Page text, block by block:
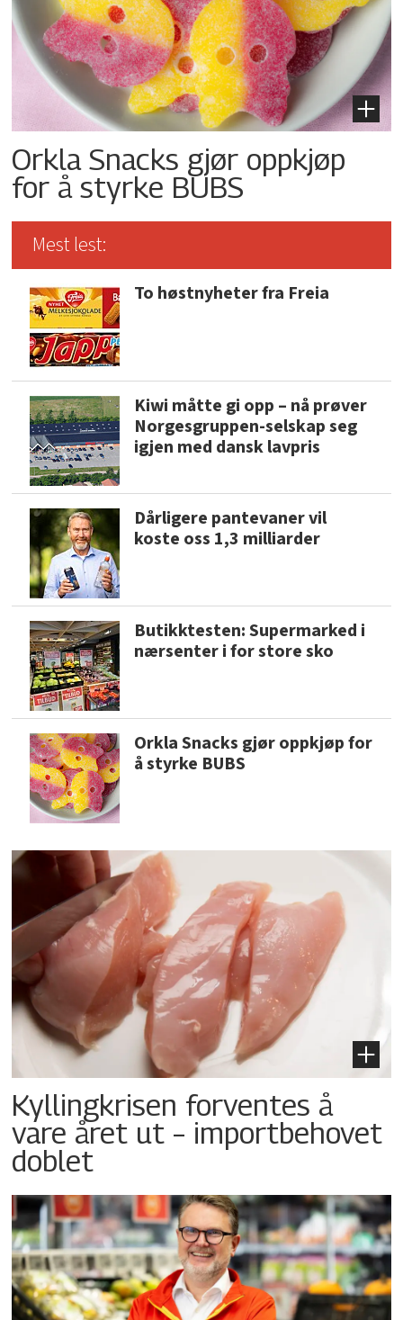
Orkla Snacks gjør oppkjøp
for å styrke BUBS
Mest lest:
To høstnyheter fra Freia
Kiwi måtte gi opp – nå prøver
Norgesgruppen-selskap seg
igjen med dansk lavpris
Dårligere pantevaner vil
koste oss 1,3 milliarder
Butikktesten: Supermarked i
nærsenter i for store sko
Orkla Snacks gjør oppkjøp for
å styrke BUBS
Kyllingkrisen forventes å
vare året ut – importbehovet
doblet